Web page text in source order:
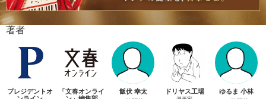
著者
プレジデントオ
「文春オンライ
飯伏 幸太 ドリヤス工場 ゆるま 小林